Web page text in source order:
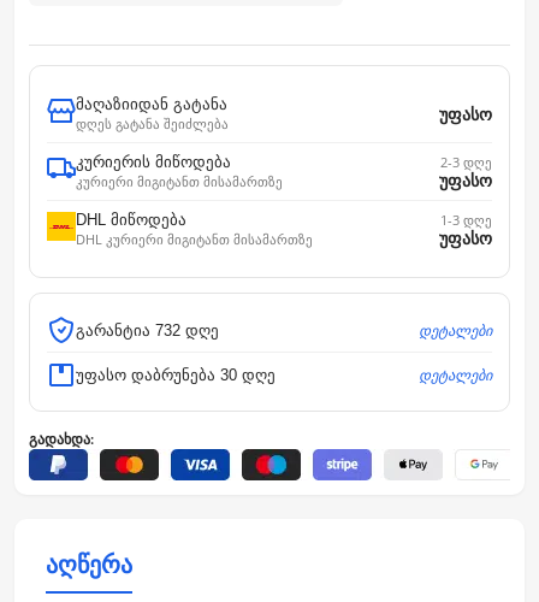
მაღაზიიდან გატანა
დღეს გატანა შეიძლება
უფასო
კურიერის მიწოდება
კურიერი მიგიტანთ მისამართზე
2-3 დღე
უფასო
DHL მიწოდება
DHL კურიერი მიგიტანთ მისამართზე
1-3 დღე
უფასო
გარანტია 732 დღე დეტალები
უფასო დაბრუნება 30 დღე დეტალები
გადახდა:
აღწერა